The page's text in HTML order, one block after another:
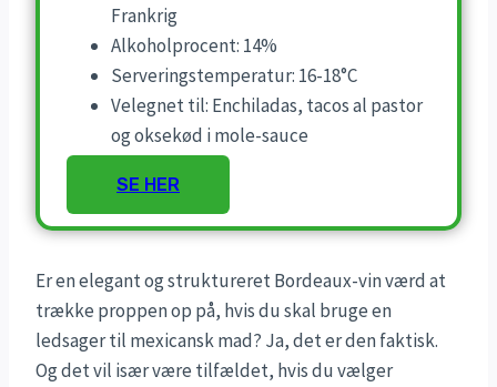
Frankrig
Alkoholprocent: 14%
Serveringstemperatur: 16-18°C
Velegnet til: Enchiladas, tacos al pastor
og oksekød i mole-sauce
SE HER
Er en elegant og struktureret Bordeaux-vin værd at
trække proppen op på, hvis du skal bruge en
ledsager til mexicansk mad? Ja, det er den faktisk.
Og det vil især være tilfældet, hvis du vælger